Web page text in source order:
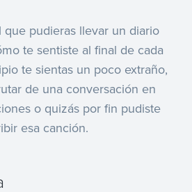
que pudieras llevar un diario
te sentiste al final de cada
te sientas un poco extraño,
de una conversación en
o quizás por fin pudiste
esa canción.